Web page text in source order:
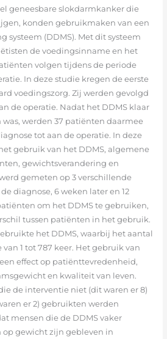
geneesbare slokdarmkanker die
konden gebruikmaken van een
systeem (DDMS). Met dit systeem
de voedingsinname en het
volgen tijdens de periode
In deze studie kregen de eerste
voedingszorg. Zij werden gevolgd
de operatie. Nadat het DDMS klaar
werden 37 patiënten daarmee
tot aan de operatie. In deze
gebruik van het DDMS, algemene
gewichtsverandering en
gemeten op 3 verschillende
diagnose, 6 weken later en 12
om het DDMS te gebruiken,
tussen patiënten in het gebruik.
het DDMS, waarbij het aantal
1 tot 787 keer. Het gebruik van
effect op patiënttevredenheid,
en kwaliteit van leven.
de interventie niet (dit waren er 8)
er 2) gebruikten werden
mensen die de DDMS vaker
op gewicht zijn gebleven in